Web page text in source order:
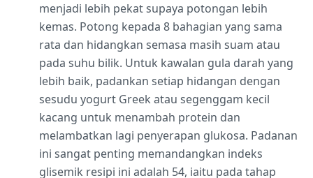
menjadi lebih pekat supaya potongan lebih
kemas. Potong kepada 8 bahagian yang sama
rata dan hidangkan semasa masih suam atau
pada suhu bilik. Untuk kawalan gula darah yang
lebih baik, padankan setiap hidangan dengan
sesudu yogurt Greek atau segenggam kecil
kacang untuk menambah protein dan
melambatkan lagi penyerapan glukosa. Padanan
ini sangat penting memandangkan indeks
glisemik resipi ini adalah 54, iaitu pada tahap